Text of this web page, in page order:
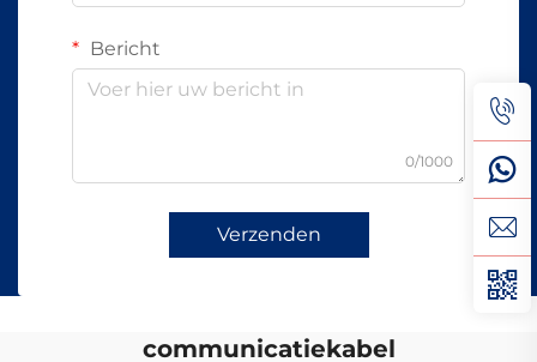
Bericht
0/1000
Verzenden
communicatiekabel